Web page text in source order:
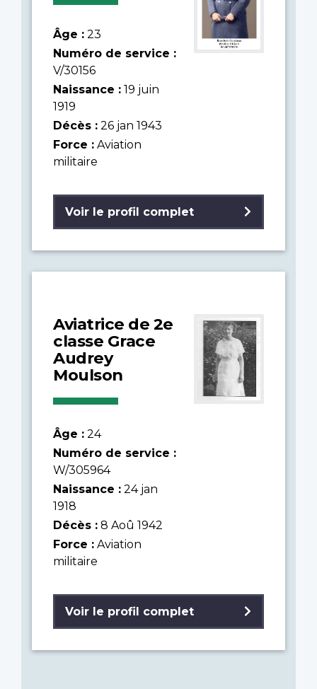
Âge : 23
Numéro de service :
V/30156
Naissance : 19 juin
1919
Décès : 26 jan 1943
Force : Aviation
militaire
Voir le profil complet
Aviatrice de 2e
classe Grace
Audrey
Moulson
Âge : 24
Numéro de service :
W/305964
Naissance : 24 jan
1918
Décès : 8 Aoû 1942
Force : Aviation
militaire
Voir le profil complet